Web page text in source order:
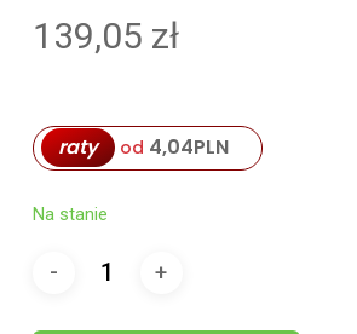
139,05 zł
raty od 4,04PLN
Na stanie